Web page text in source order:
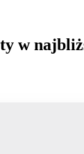
w